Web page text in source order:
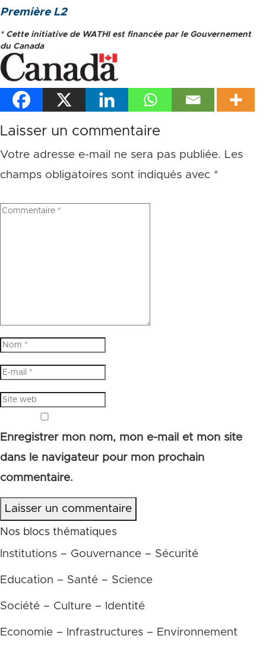
Première L2
* Cette initiative de WATHI est financée par le Gouvernement
du Canada
Laisser un commentaire
Votre adresse e-mail ne sera pas publiée. Les
champs obligatoires sont indiqués avec *
Enregistrer mon nom, mon e-mail et mon site
dans le navigateur pour mon prochain
commentaire.
Laisser un commentaire
Nos blocs thématiques
Institutions – Gouvernance – Sécurité
Education – Santé – Science
Société – Culture – Identité
Economie – Infrastructures – Environnement